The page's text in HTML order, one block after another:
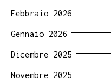
Febbraio 2026
Gennaio 2026
Dicembre 2025
Novembre 2025